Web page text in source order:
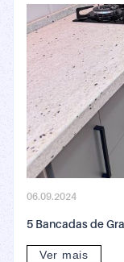
06.09.2024
5 Bancadas de
Ver mais